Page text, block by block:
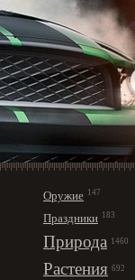
Оружие 147
Праздники 183
Природа 1460
Растения 692